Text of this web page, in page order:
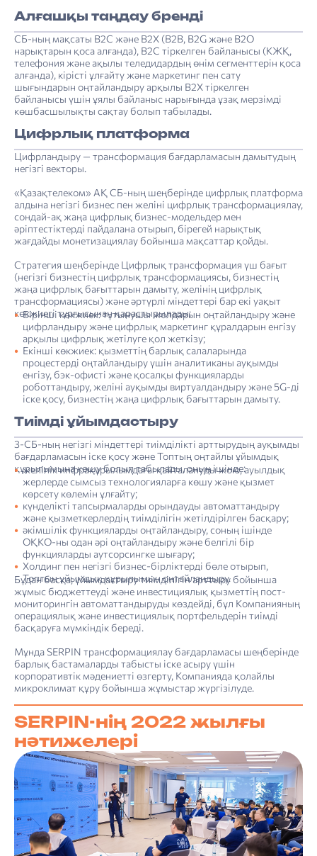
Алғашқы таңдау бренді
СБ-ның мақсаты В2С және В2Х (B2B, B2G және В2О
нарықтарын қоса алғанда), В2С тіркелген байланысы (КЖҚ,
телефония және ақылы теледидардың өнім сегменттерін қоса
алғанда), кірісті ұлғайту және маркетинг пен сату
шығындарын оңтайландыру арқылы В2Х тіркелген
байланысы үшін ұялы байланыс нарығында ұзақ мерзімді
көшбасшылықты сақтау болып табылады.
Цифрлық платформа
Цифрландыру — трансформация бағдарламасын дамытудың
негізгі векторы.
«Қазақтелеком» АҚ СБ-ның шеңберінде цифрлық платформа
алдына негізгі бизнес пен желіні цифрлық трансформациялау,
сондай-ақ жаңа цифрлық бизнес-модельдер мен
әріптестіктерді пайдалана отырып, бірегей нарықтық
жағдайды монетизациялау бойынша мақсаттар қойды.
Стратегия шеңберінде Цифрлық трансформация үш бағыт
(негізгі бизнестің цифрлық трансформациясы, бизнестің
жаңа цифрлық бағыттарын дамыту, желінің цифрлық
трансформациясы) және әртүрлі міндеттері бар екі уақыт
көкжиегі тұрғысынан қарастырылады:
Бірінші көкжиек: тұтынушы жолдарын оңтайландыру және
цифрландыру және цифрлық маркетинг құралдарын енгізу
арқылы цифрлық жетілуге қол жеткізу;
Екінші көкжиек: қызметтің барлық салаларында
процестерді оңтайландыру үшін аналитиканы ауқымды
енгізу, бэк-офисті және қосалқы функцияларды
роботтандыру, желіні ауқымды виртуалдандыру және 5G-ді
іске қосу, бизнестің жаңа цифрлық бағыттарын дамыту.
Тиімді ұйымдастыру
3-СБ-ның негізгі міндеттері тиімділікті арттырудың ауқымды
бағдарламасын іске қосу және Топтың оңтайлы ұйымдық
құрылымына көшу болып табылады, оның ішінде:
желілік инфрақұрылымдағы қайталануды жою, ауылдық
жерлерде сымсыз технологияларға көшу және қызмет
көрсету көлемін ұлғайту;
күнделікті тапсырмаларды орындауды автоматтандыру
және қызметкерлердің тиімділігін жетілдірілген басқару;
әкімшілік функцияларды оңтайландыру, соның ішінде
OҚКО-ны одан әрі оңтайландыру және белгілі бір
функцияларды аутсорсингке шығару;
Холдинг пен негізгі бизнес-бірліктерді бөле отырып,
Топтың ұйымдық құрылымын оңтайландыру.
Бұдан басқа, ұйымдастыру тиімділігін арттыру бойынша
жұмыс бюджеттеуді және инвестициялық қызметтің пост-
мониторингін автоматтандыруды көздейді, бұл Компанияның
операциялық және инвестициялық портфельдерін тиімді
басқаруға мүмкіндік береді.
Мұнда SERPIN трансформациялау бағдарламасы шеңберінде
барлық бастамаларды табысты іске асыру үшін
корпоративтік мәдениетті өзгерту, Компанияда қолайлы
микроклимат құру бойынша жұмыстар жүргізілуде.
SERPIN-нің 2022 жылғы
нәтижелері